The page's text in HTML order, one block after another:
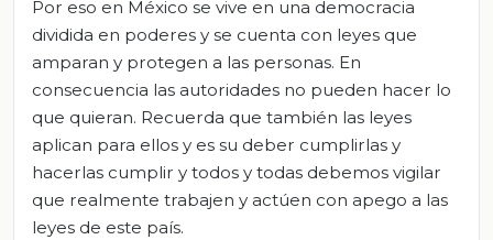
Por eso en México se vive en una democracia
dividida en poderes y se cuenta con leyes que
amparan y protegen a las personas. En
consecuencia las autoridades no pueden hacer lo
que quieran. Recuerda que también las leyes
aplican para ellos y es su deber cumplirlas y
hacerlas cumplir y todos y todas debemos vigilar
que realmente trabajen y actúen con apego a las
leyes de este país.